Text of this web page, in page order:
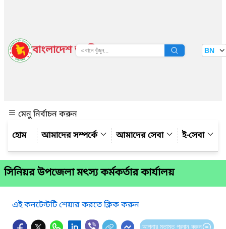
বাংলাদেশ জাতীয় তথ্য বাতায়ন BN
মেনু নির্বাচন করুন
আমাদের সম্পর্কে
আমাদের সেবা ই-সেবা
সিনিয়র উপজেলা মৎস্য কর্মকর্তার কার্যালয়
এই কনটেন্টটি শেয়ার করতে ক্লিক করুন
আপনার মতামত প্রদান করুন